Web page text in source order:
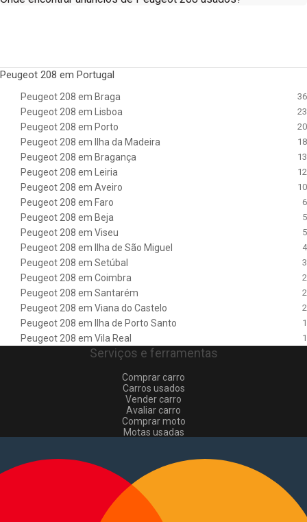
Peugeot 208 em Portugal
Peugeot 208 em Braga 36
Peugeot 208 em Lisboa 23
Peugeot 208 em Porto 20
Peugeot 208 em Ilha da Madeira 18
Peugeot 208 em Bragança 13
Peugeot 208 em Leiria 12
Peugeot 208 em Aveiro 10
Peugeot 208 em Faro 6
Peugeot 208 em Beja 5
Peugeot 208 em Viseu 5
Peugeot 208 em Ilha de São Miguel 4
Peugeot 208 em Setúbal 3
Peugeot 208 em Coimbra 2
Peugeot 208 em Santarém 2
Peugeot 208 em Viana do Castelo 2
Peugeot 208 em Ilha de Porto Santo 1
Peugeot 208 em Vila Real 1
Serviços e ferramentas
Comprar carro
Carros usados
Vender carro
Avaliar carro
Comprar moto
Motas usadas
Comerciais usados
Vender comerciais
Informações
Como comprar e vender